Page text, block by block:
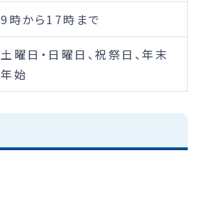
9時から17時まで
土曜日・日曜日、祝祭日、年末
年始